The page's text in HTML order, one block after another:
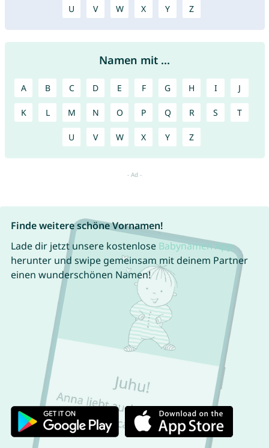
U V W X Y Z
Namen mit ...
A B C D E F G H I J
K L M N O P Q R S T
U V W X Y Z
Finde weitere schöne Vornamen!
Lade dir jetzt unsere kostenlose Babynamen App
herunter und swipe gemeinsam mit deinem Partner
einen wunderschönen Namen!